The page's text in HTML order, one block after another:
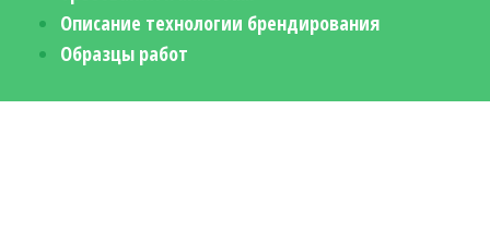
Описание технологии брендирования
Образцы работ